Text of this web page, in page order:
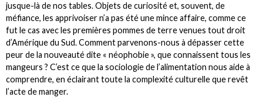
jusque-là de nos tables. Objets de curiosité et, souvent, de
méfiance, les apprivoiser n’a pas été une mince affaire, comme ce
fut le cas avec les premières pommes de terre venues tout droit
d’Amérique du Sud. Comment parvenons-nous à dépasser cette
peur de la nouveauté dite « néophobie », que connaissent tous les
mangeurs ? C’est ce que la sociologie de l’alimentation nous aide à
comprendre, en éclairant toute la complexité culturelle que revêt
l’acte de manger.